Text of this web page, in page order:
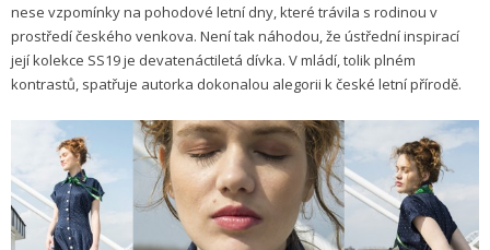
nese vzpomínky na pohodové letní dny, které trávila s rodinou v
prostředí českého venkova. Není tak náhodou, že ústřední inspirací
její kolekce SS19 je devatenáctiletá dívka. V mládí, tolik plném
kontrastů, spatřuje autorka dokonalou alegorii k české letní přírodě.